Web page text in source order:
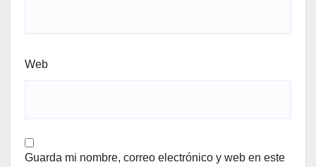
Web
Guarda mi nombre, correo electrónico y web en este